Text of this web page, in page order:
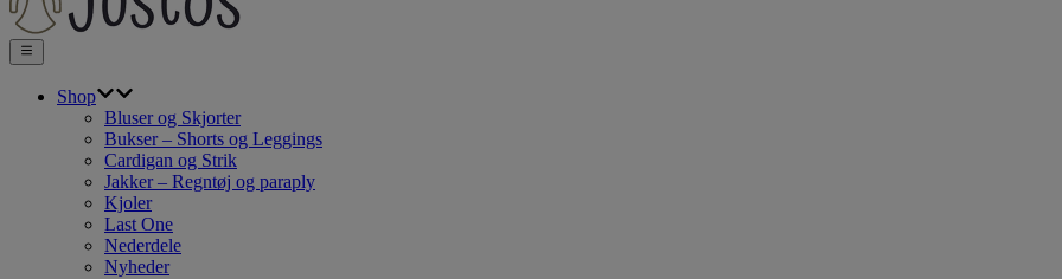
Shop
Bluser og Skjorter
Bukser – Shorts og Leggings
Cardigan og Strik
Jakker – Regntøj og paraply
Kjoler
Last One
Nederdele
Nyheder